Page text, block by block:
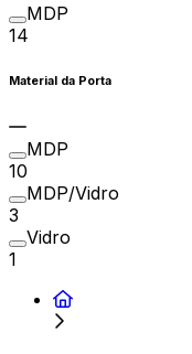
MDP
14
Material da Porta
MDP
10
MDP/Vidro
3
Vidro
1